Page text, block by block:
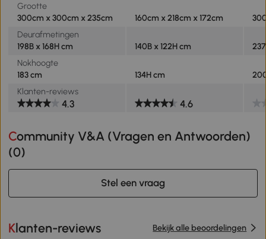
Grootte
300cm x 300cm x 235cm
160cm x 218cm x 172cm
Deurafmetingen
198B x 168H cm
140B x 122H cm
Nokhoogte
183 cm
134H cm
Klanten-reviews
4.3 4.6
Community V&A (Vragen en Antwoorden)
(0)
Stel een vraag
Klanten-reviews Bekijk alle beoordelingen